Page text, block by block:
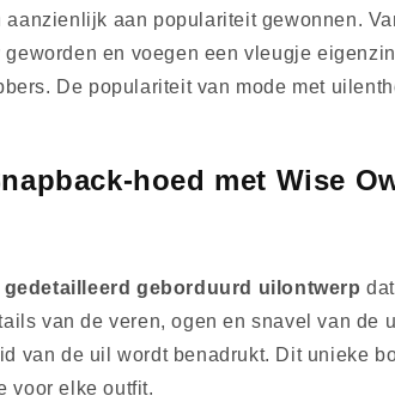
aan populariteit gewonnen.
en voegen een vleugje
De populariteit van mode met
hoed met Wise
gedetailleerd geborduurd uilontwerp
van de veren, ogen en snavel van
van de uil wordt benadrukt. Dit unieke
voor elke outfit.